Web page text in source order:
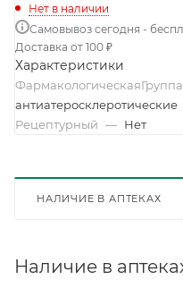
Нет в наличии
Самовывоз сегодня -
Доставка от 100 ₽
Характеристики
ФармакологическаяГруппа
антиатеросклеротические
Рецептурный — Нет
НАЛИЧИЕ В АПТЕКАХ
Наличие в